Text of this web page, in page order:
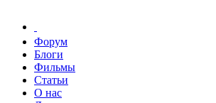
Форум
Блоги
Фильмы
Статьи
О нас